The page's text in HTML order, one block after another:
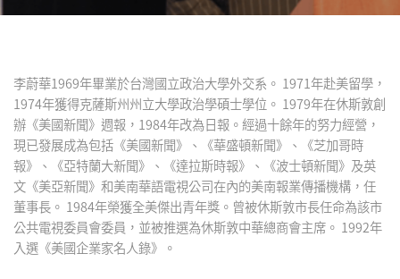
李蔚華1969年畢業於台灣國立政治大學外交系。 1971年赴美留學，
1974年獲得克薩斯州州立大學政治學碩士學位。 1979年在休斯敦創
辦《美國新聞》週報，1984年改為日報。經過十餘年的努力經營，
現已發展成為包括《美國新聞》、《華盛頓新聞》、《芝加哥時
報》、《亞特蘭大新聞》、《達拉斯時報》、《波士頓新聞》及英
文《美亞新聞》和美南華語電視公司在內的美南報業傳播機構，任
董事長。 1984年榮獲全美傑出青年獎。曾被休斯敦市長任命為該市
公共電視委員會委員，並被推選為休斯敦中華總商會主席。 1992年
入選《美國企業家名人錄》。